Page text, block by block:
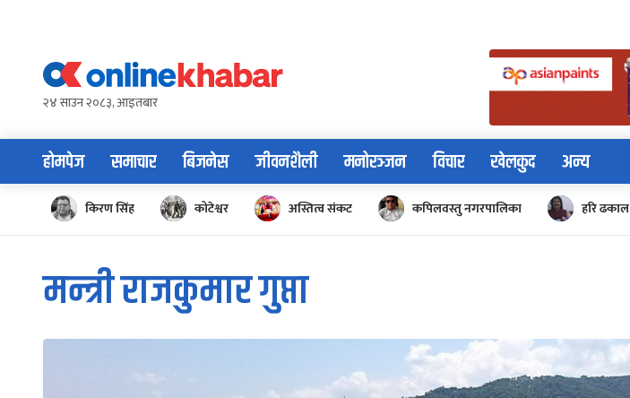
content२४ साउन २०८३, आइतबार
होमपेज समाचार बिजनेस जीवनशैली मनोरञ्जन विचार खेलकुद अन्य
किरण सिंह कोटेश्वर अस्तित्व संकट कपिलवस्तु नगरपालिका हरि ढकाल
मन्त्री राजकुमार गुप्ता